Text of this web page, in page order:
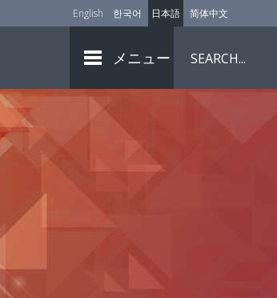
English 한국어 日本語 简体中文
メニュー